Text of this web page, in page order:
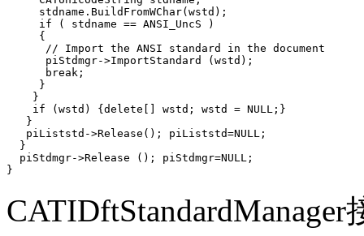
     stdname.BuildFromWChar(wstd);
     if ( stdname == ANSI_UncS )
     {
      // Import the ANSI standard in the document
      piStdmgr->ImportStandard (wstd);
      break;
     }
    }
    if (wstd) {delete[] wstd; wstd = NULL;}
   }
   piListstd->Release(); piListstd=NULL;
  }
  piStdmgr->Release (); piStdmgr=NULL;
}